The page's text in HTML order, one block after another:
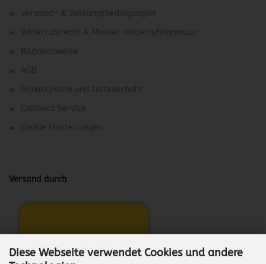
Diese Webseite verwendet Cookies und andere
Versand- & Zahlungsbedingungen
Widerrufsrecht & Muster-Widerrufsformular
Bildnachweise
AGB
Privatsphäre und Datenschutz
Callback Service
Cookie Einstellungen
Versand durch